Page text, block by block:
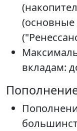
(основные
вкладам: